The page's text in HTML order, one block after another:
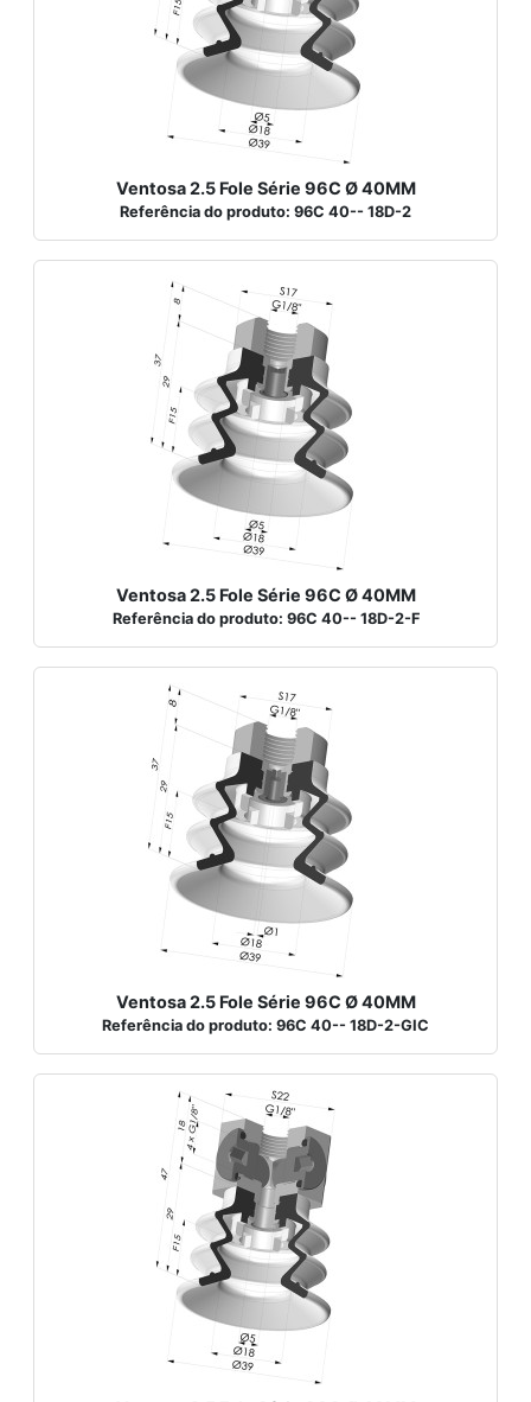
Ventosa 2.5 Fole Série 96C Ø 40MM
Referência do produto: 96C 40-- 18D-2
Ventosa 2.5 Fole Série 96C Ø 40MM
Referência do produto: 96C 40-- 18D-2-F
Ventosa 2.5 Fole Série 96C Ø 40MM
Referência do produto: 96C 40-- 18D-2-GIC